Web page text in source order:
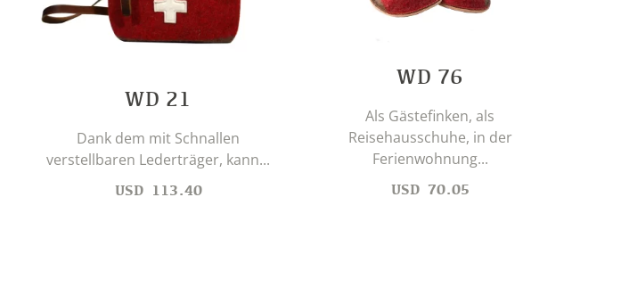
WD 21
Dank dem mit Schnallen
verstellbaren Lederträger, kann...
USD 113.40
WD 76
Als Gästefinken, als
Reisehausschuhe, in der
Ferienwohnung...
USD 70.05